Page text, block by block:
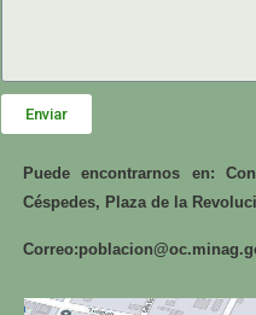
Enviar
Puede encontrarnos en:
Céspedes, Plaza de la
Correo: